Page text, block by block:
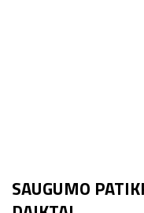
SAUGUMO